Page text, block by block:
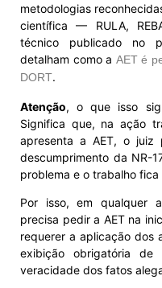
metodologias
científica — RULA,
técnico publicado no
detalham como a AET é
DORT.
Atenção, o que isso
Significa que, na ação
apresenta a AET, o juiz
descumprimento da NR-
problema e o trabalho
Por isso, em qualquer
precisa pedir a AET na
requerer a aplicação
exibição obrigatória de
veracidade dos fatos